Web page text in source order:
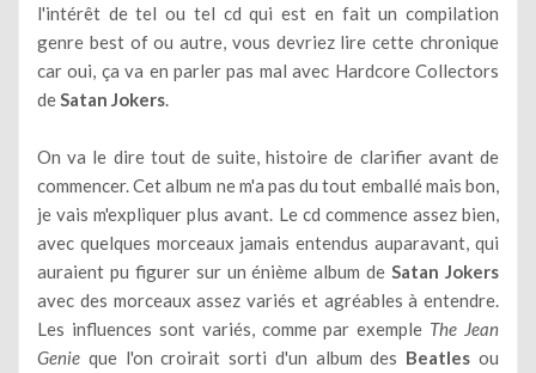
l'intérêt de tel ou tel cd qui est en fait un compilation
genre best of ou autre, vous devriez lire cette chronique
car oui, ça va en parler pas mal avec Hardcore Collectors
deSatan Jokers.
On va le dire tout de suite, histoire de clarifier avant de
commencer. Cet album ne m'a pas du tout emballé mais bon,
je vais m'expliquer plus avant. Le cd commence assez bien,
avec quelques morceaux jamais entendus auparavant, qui
auraient pu figurer sur un énième album deSatan Jokers
avec des morceaux assez variés et agréables à entendre.
Les influences sont variés, comme par exemple The Jean
Genie que l'on croirait sorti d'un album des Beatles ou